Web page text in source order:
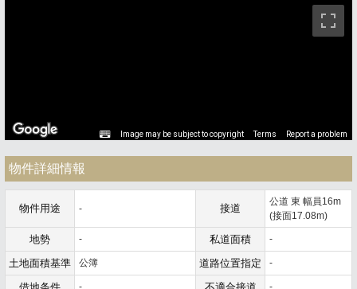
Image may be subject to copyright Terms Report a problem
物件詳細情報
物件用途 - 接道
公道 東 幅員16m
(接面17.08m)
地勢 - 私道面積 -
土地面積基準 公簿 道路位置指定 -
- -